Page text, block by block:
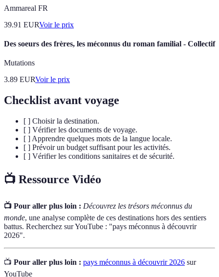
Ammareal FR
39.91 EURVoir le prix
Des soeurs des frères, les méconnus du roman familial - Collectif
Mutations
3.89 EURVoir le prix
Checklist avant voyage
[ ] Choisir la destination.
[ ] Vérifier les documents de voyage.
[ ] Apprendre quelques mots de la langue locale.
[ ] Prévoir un budget suffisant pour les activités.
[ ] Vérifier les conditions sanitaires et de sécurité.
📺 Ressource Vidéo
📺 Pour aller plus loin : Découvrez les trésors méconnus du
monde, une analyse complète de ces destinations hors des sentiers
battus. Recherchez sur YouTube : "pays méconnus à découvrir
2026".
📺 Pour aller plus loin : pays méconnus à découvrir 2026 sur
YouTube